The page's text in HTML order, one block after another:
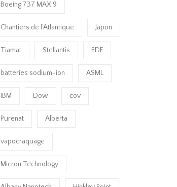
Boeing 737 MAX 9
Chantiers de l’Atlantique Japon
Tiamat Stellantis EDF
batteries sodium-ion ASML
IBM Dow cov
Purenat Alberta
vapocraquage
Micron Technology